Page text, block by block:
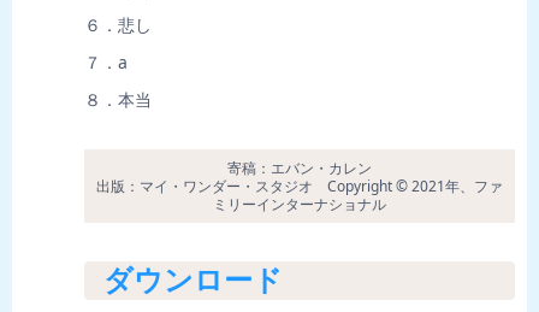
６．悲し
７．a
８．本当
寄稿：エバン・カレン
出版：マイ・ワンダー・スタジオ Copyright © 2021年、ファ
ミリーインターナショナル
ダウンロード